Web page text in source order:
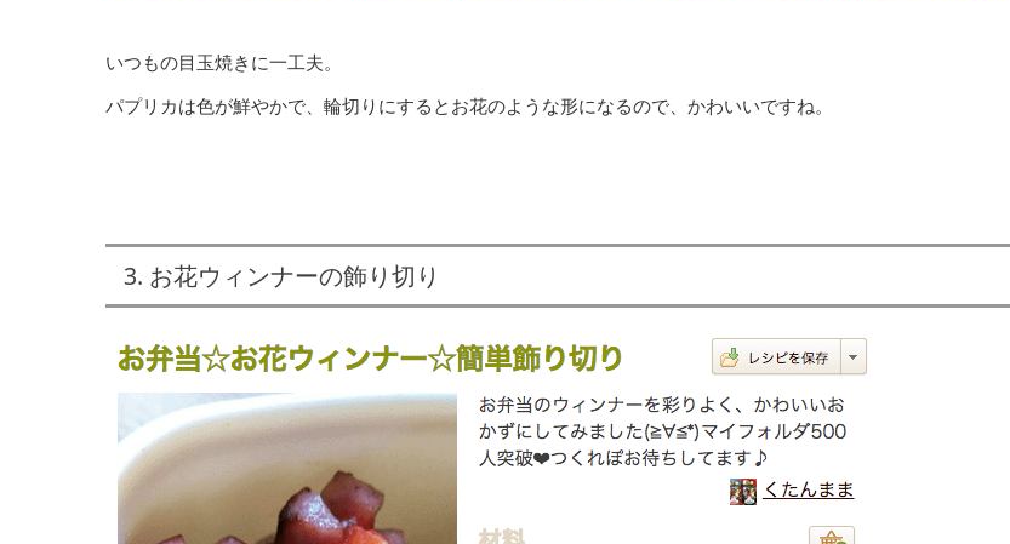
いつもの目玉焼きに一工夫。
パプリカは色が鮮やかで、輪切りにするとお花のような形になるので、かわいいですね。
3. お花ウィンナーの飾り切り